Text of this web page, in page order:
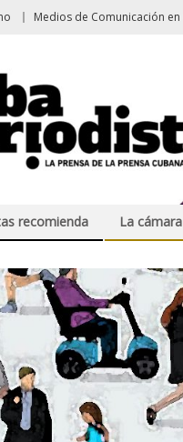
Medios de Comunicación en
recomienda La